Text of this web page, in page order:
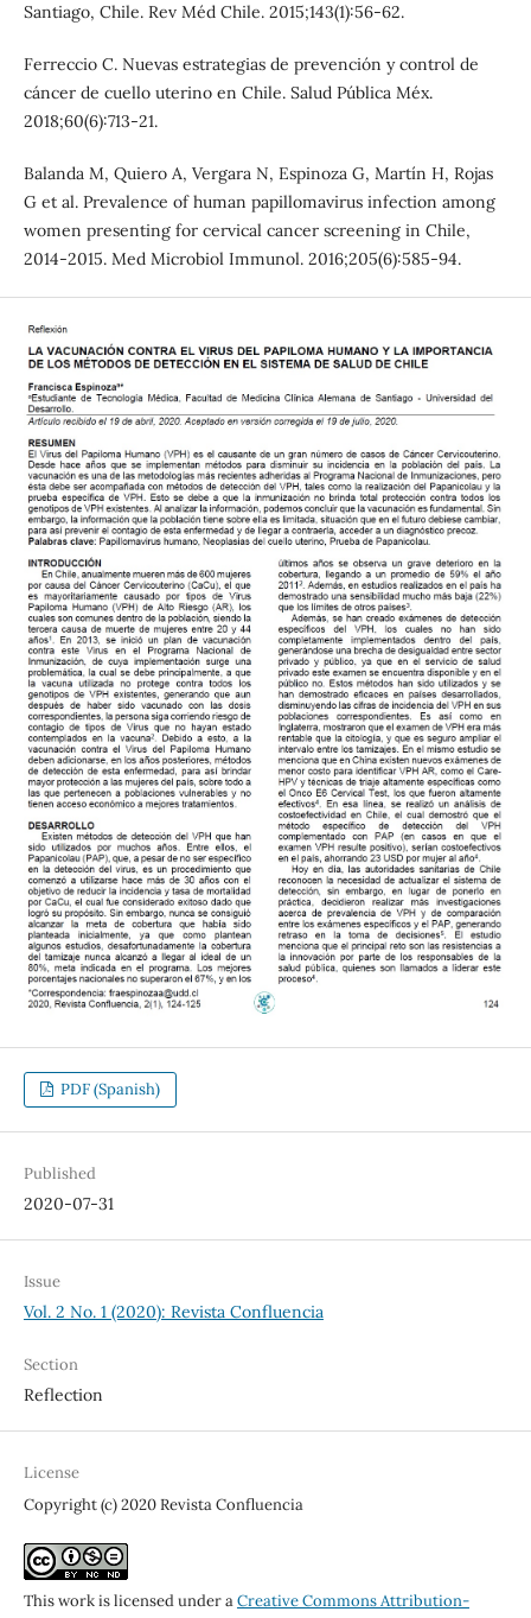
Santiago, Chile. Rev Méd Chile. 2015;143(1):56-62.
Ferreccio C. Nuevas estrategias de prevención y control de
cáncer de cuello uterino en Chile. Salud Pública Méx.
2018;60(6):713-21.
Balanda M, Quiero A, Vergara N, Espinoza G, Martín H, Rojas
G et al. Prevalence of human papillomavirus infection among
women presenting for cervical cancer screening in Chile,
2014-2015. Med Microbiol Immunol. 2016;205(6):585-94.
PDF (Spanish)
Published
2020-07-31
Issue
Vol. 2 No. 1 (2020): Revista Confluencia
Section
Reflection
License
Copyright (c) 2020 Revista Confluencia
This work is licensed under aCreative Commons Attribution-